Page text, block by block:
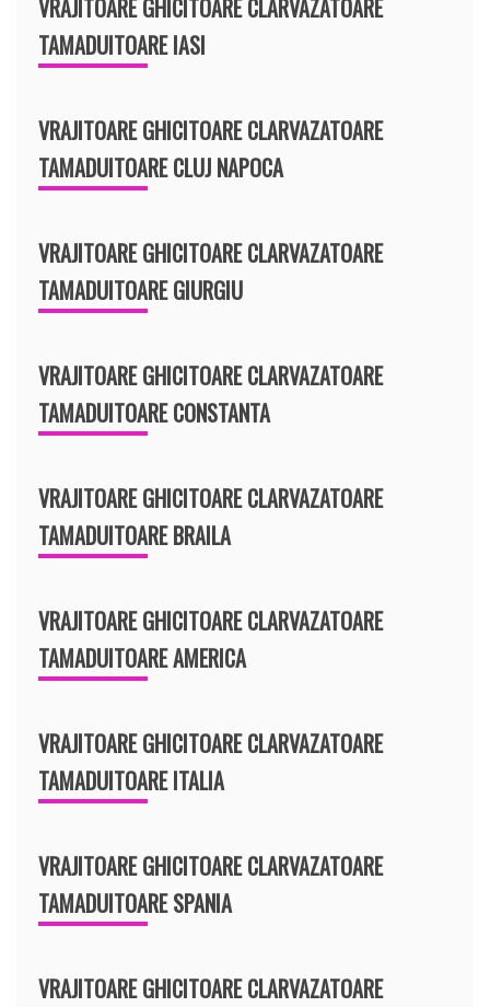
VRAJITOARE GHICITOARE CLARVAZATOARE
TAMADUITOARE IASI
VRAJITOARE GHICITOARE CLARVAZATOARE
TAMADUITOARE CLUJ NAPOCA
VRAJITOARE GHICITOARE CLARVAZATOARE
TAMADUITOARE GIURGIU
VRAJITOARE GHICITOARE CLARVAZATOARE
TAMADUITOARE CONSTANTA
VRAJITOARE GHICITOARE CLARVAZATOARE
TAMADUITOARE BRAILA
VRAJITOARE GHICITOARE CLARVAZATOARE
TAMADUITOARE AMERICA
VRAJITOARE GHICITOARE CLARVAZATOARE
TAMADUITOARE ITALIA
VRAJITOARE GHICITOARE CLARVAZATOARE
TAMADUITOARE SPANIA
VRAJITOARE GHICITOARE CLARVAZATOARE